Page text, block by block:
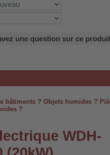
une question sur ce
bâtiments ? Objets humides ?
?
WDH-